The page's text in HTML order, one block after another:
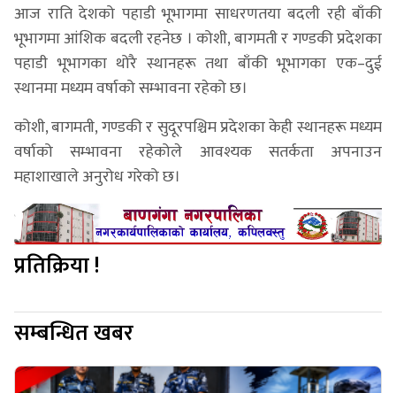
आज राति देशको पहाडी भूभागमा साधरणतया बदली रही बाँकी
भूभागमा आंशिक बदली रहनेछ । कोशी, बागमती र गण्डकी प्रदेशका
पहाडी भूभागका थोरै स्थानहरू तथा बाँकी भूभागका एक–दुई
स्थानमा मध्यम वर्षाको सम्भावना रहेको छ।
कोशी, बागमती, गण्डकी र सुदूरपश्चिम प्रदेशका केही स्थानहरू मध्यम
वर्षाको सम्भावना रहेकोले आवश्यक सतर्कता अपनाउन
महाशाखाले अनुरोध गरेको छ।
प्रतिक्रिया !
सम्बन्धित खबर